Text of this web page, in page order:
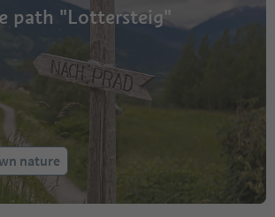
path "Lottersteig"
nature